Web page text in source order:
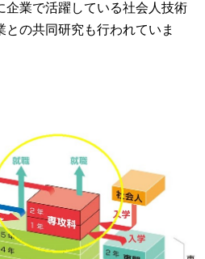
企業で活躍している社会人技術
の共同研究も行われていま